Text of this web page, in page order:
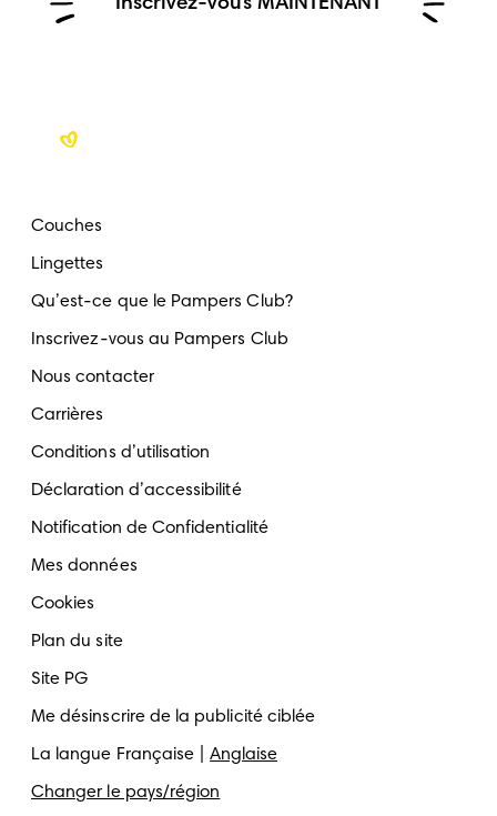
Couches
Lingettes
Qu’est-ce que le Pampers Club?
Inscrivez-vous au Pampers Club
Nous contacter
Carrières
Conditions d’utilisation
Déclaration d’accessibilité
Notification de Confidentialité
Mes données
Cookies
Plan du site
Site PG
Me désinscrire de la publicité ciblée
La langue Française Anglaise
Changer le pays/région